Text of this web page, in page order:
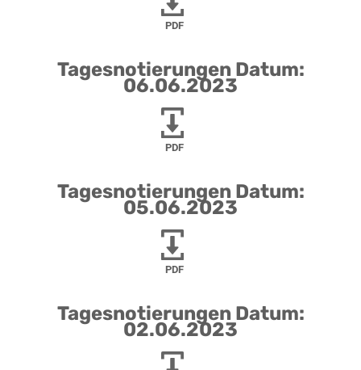
PDF
Tagesnotierungen Datum:
06.06.2023
PDF
Tagesnotierungen Datum:
05.06.2023
PDF
Tagesnotierungen Datum:
02.06.2023